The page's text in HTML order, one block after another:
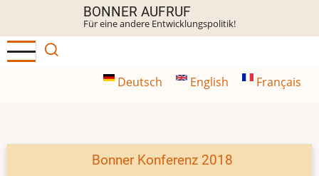
Inhalt
BONNER AUFRUF
Für eine andere Entwicklungspolitik!
Deutsch English Français
Bonner Konferenz 2018